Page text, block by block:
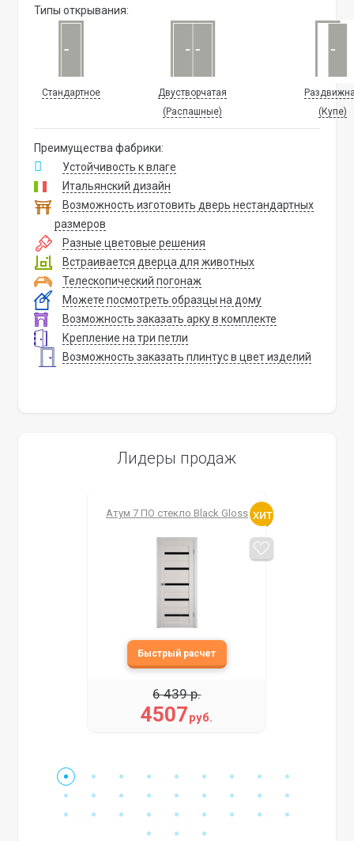
Типы открывания:
Стандартное
Двустворчатая
(Распашные)
(Купе)
Преимущества фабрики:
Устойчивость к влаге
Итальянский дизайн
Возможность изготовить дверь нестандартных
размеров
Разные цветовые решения
Встраивается дверца для животных
Телескопический погонаж
Можете посмотреть образцы на дому
Возможность заказать арку в комплекте
Крепление на три петли
Возможность заказать плинтус в цвет изделий
Лидеры продаж
Атум 7 ПО стекло Black Gloss
4507руб.
6 439 р.